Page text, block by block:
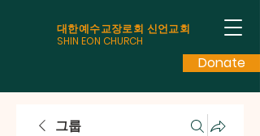
대한예수교장로회 신언교회
SHIN EON CHURCH
Donate
그룹